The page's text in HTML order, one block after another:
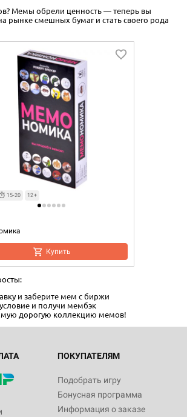
Мемы обрели ценность — теперь вы
рынке смешных бумаг и стать своего рода
15-20 12+
Купить
и заберите мем с биржи
и получи мембэк
дорогую коллекцию мемов!
ПОКУПАТЕЛЯМ
Подобрать игру
Бонусная программа
Информация о заказе